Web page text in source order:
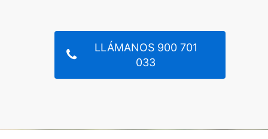
LLÁMANOS 900 701
033